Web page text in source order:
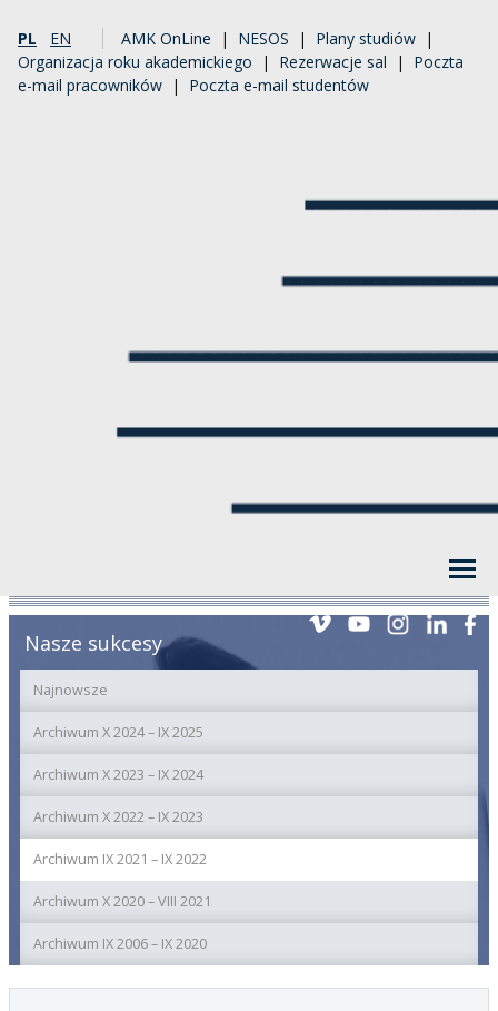
PL EN AMK OnLine | NESOS | Plany studiów |
Organizacja roku akademickiego | Rezerwacje sal | Poczta
e-mail pracowników | Poczta e-mail studentów
Nasze sukcesy
Najnowsze
Archiwum X 2024 – IX 2025
Archiwum X 2023 – IX 2024
Archiwum X 2022 – IX 2023
Archiwum IX 2021 – IX 2022
Archiwum X 2020 – VIII 2021
Archiwum IX 2006 – IX 2020